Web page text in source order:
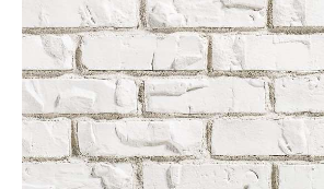
в ближайшее время и ответит на все вопросы.
+7